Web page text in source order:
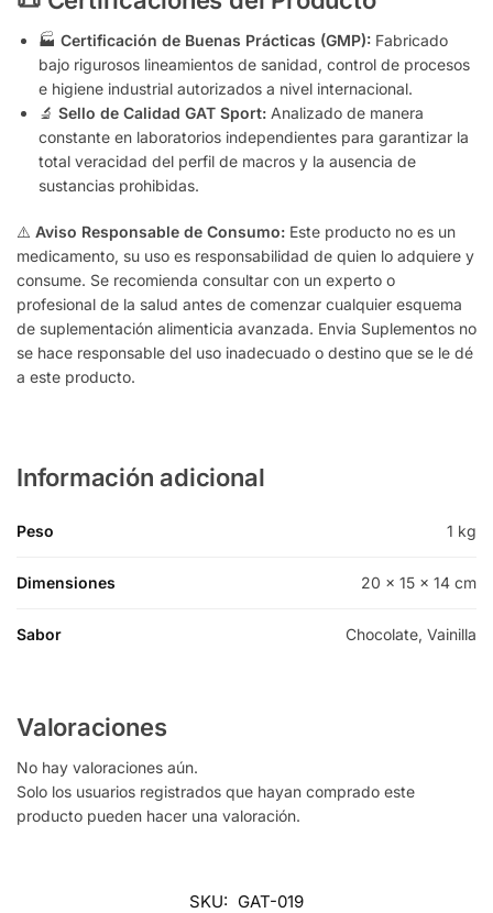
🏭 Certificación de Buenas Prácticas (GMP): Fabricado
bajo rigurosos lineamientos de sanidad, control de procesos
e higiene industrial autorizados a nivel internacional.
🔬 Sello de Calidad GAT Sport: Analizado de manera
constante en laboratorios independientes para garantizar la
total veracidad del perfil de macros y la ausencia de
sustancias prohibidas.
⚠️ Aviso Responsable de Consumo: Este producto no es un
medicamento, su uso es responsabilidad de quien lo adquiere y
consume. Se recomienda consultar con un experto o
profesional de la salud antes de comenzar cualquier esquema
de suplementación alimenticia avanzada. Envia Suplementos no
se hace responsable del uso inadecuado o destino que se le dé
a este producto.
Información adicional
Peso 1 kg
Dimensiones 20 × 15 × 14 cm
Sabor Chocolate, Vainilla
Valoraciones
No hay valoraciones aún.
Solo los usuarios registrados que hayan comprado este
producto pueden hacer una valoración.
SKU: GAT-019